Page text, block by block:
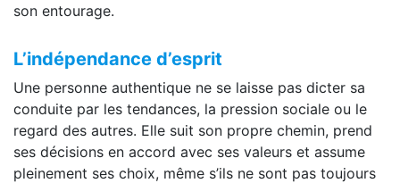
son entourage.
L’indépendance d’esprit
Une personne authentique ne se laisse pas dicter sa
conduite par les tendances, la pression sociale ou le
regard des autres. Elle suit son propre chemin, prend
ses décisions en accord avec ses valeurs et assume
pleinement ses choix, même s’ils ne sont pas toujours